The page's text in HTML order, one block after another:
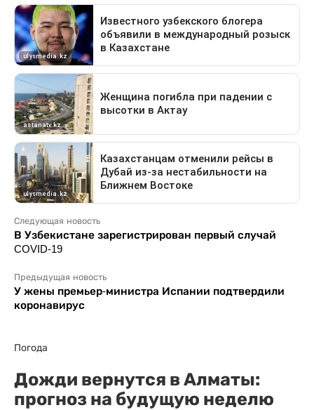
Следующая новость
В Узбекистане зарегистрирован первый случай
COVID-19
Предыдущая новость
У жены премьер-министра Испании подтвердили
коронавирус
Погода
Дожди вернутся в Алматы:
прогноз на будущую неделю